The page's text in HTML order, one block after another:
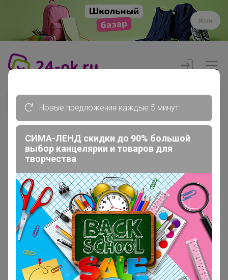
Жми
Главная
Члены клуба
Katerina_1607
Katerina_1607
Кандидат в магистры
Новые предложения каждые 5 минут
СИМА-ЛЕНД скидки до 90% большой
выбор канцелярии и товаров для
творчества